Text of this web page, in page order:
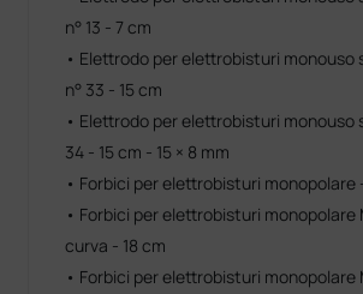
n° 13 - 7 cm
• Elettrodo per elettrobisturi monouso
n° 33 - 15 cm
• Elettrodo per elettrobisturi monouso
34 - 15 cm - 15 × 8 mm
•
• Forbici per elettrobisturi monopolare
curva - 18 cm
• Forbici per elettrobisturi monopolare